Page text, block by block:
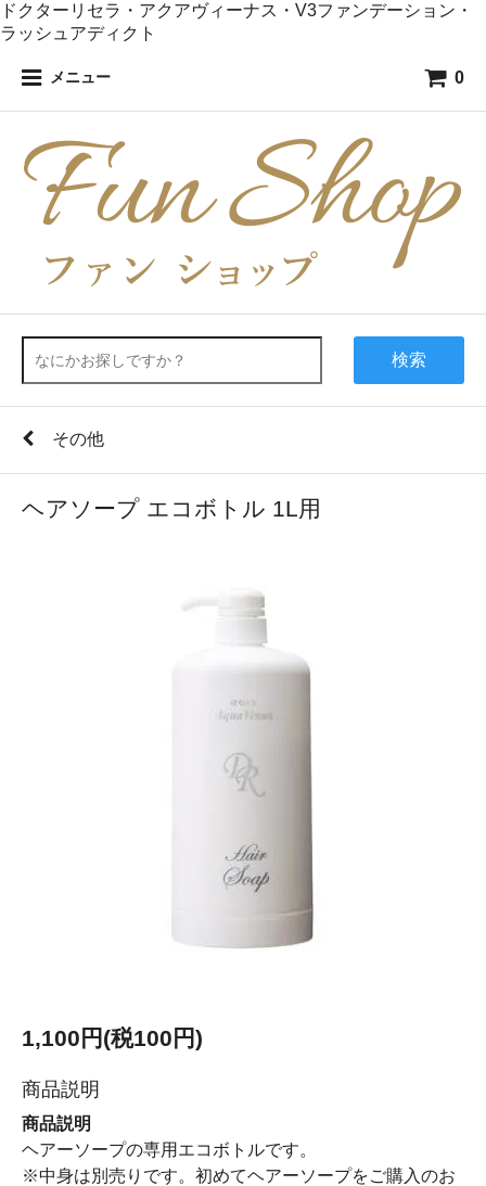
ドクターリセラ・アクアヴィーナス・V3ファンデーション・
ラッシュアディクト
メニュー 0
検索
その他
ヘアソープ エコボトル 1L用
1,100円(税100円)
商品説明
商品説明
ヘアーソープの専用エコボトルです。
※中身は別売りです。初めてヘアーソープをご購入のお